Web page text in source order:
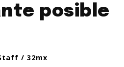
posible
/ 32mx